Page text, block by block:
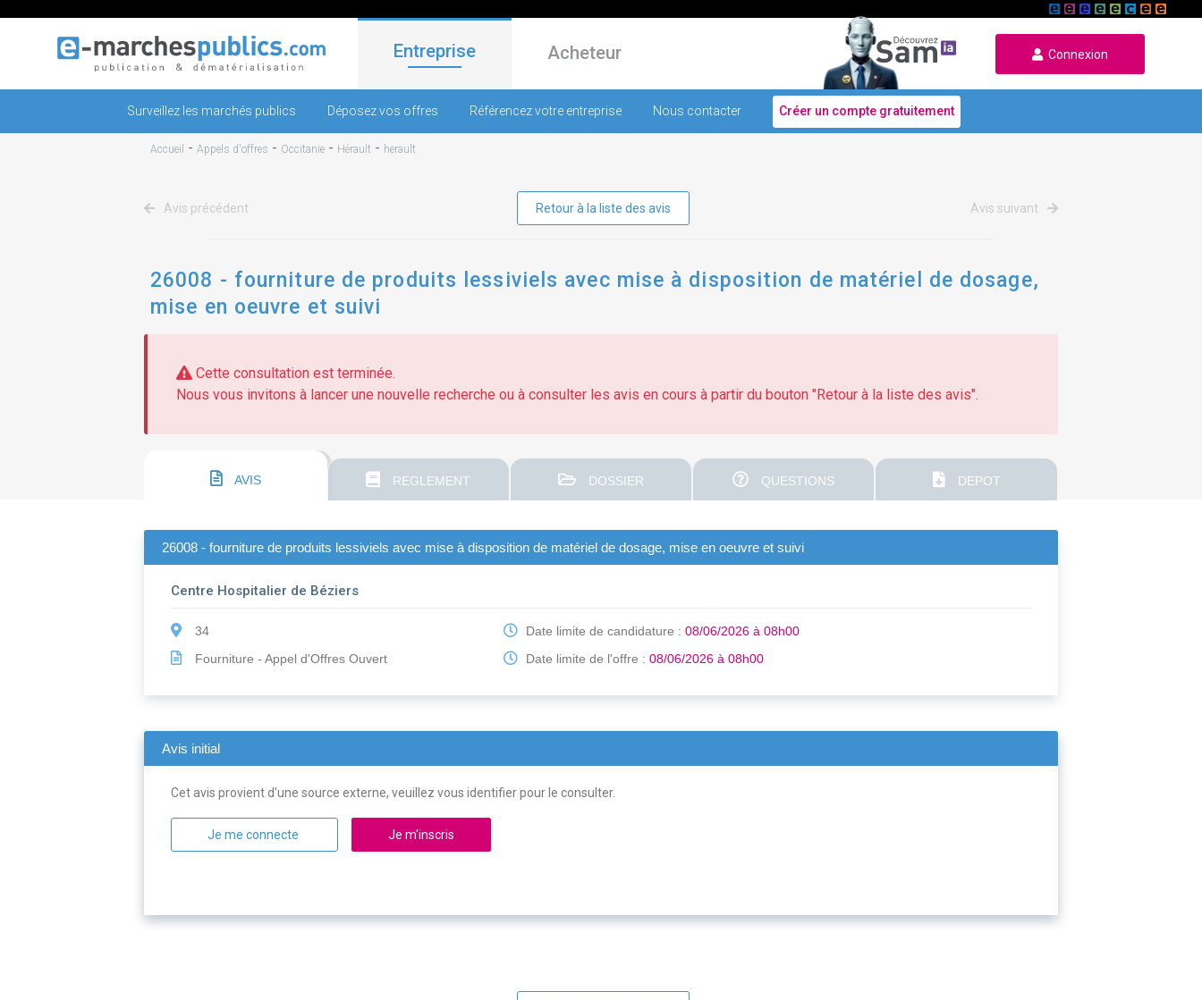
Entreprise Acheteur Connexion
Surveillez les marchés publics Déposez vos offres Référencez votre entreprise Nous contacter Créer un compte gratuitement
Accueil - Appels d'offres - Occitanie - Hérault - herault
Avis précédent Retour à la liste des avis Avis suivant
26008 - fourniture de produits lessiviels avec mise à disposition de matériel de dosage,
mise en oeuvre et suivi
Cette consultation est terminée.
Nous vous invitons à lancer une nouvelle recherche ou à consulter les avis en cours à partir du bouton "Retour à la liste des avis".
AVIS REGLEMENT DOSSIER QUESTIONS DEPOT
26008 - fourniture de produits lessiviels avec mise à disposition de matériel de dosage, mise en oeuvre et suivi
Centre Hospitalier de Béziers
34
Fourniture - Appel d'Offres Ouvert
Date limite de candidature : 08/06/2026 à 08h00
Date limite de l'offre : 08/06/2026 à 08h00
Avis initial
Cet avis provient d'une source externe, veuillez vous identifier pour le consulter.
Je me connecte Je m'inscris